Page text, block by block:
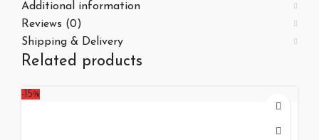
Additional information
Reviews (0)
Shipping & Delivery
Related products
-15%